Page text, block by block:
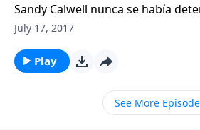
Sandy Calwell nunca se había
que podía decidir quedarse en
July 17, 2017
Play
See More